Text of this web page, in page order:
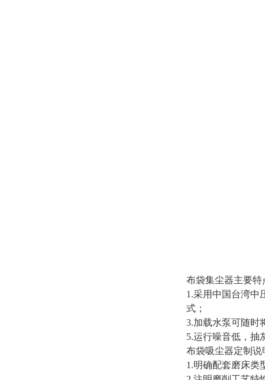
布袋集尘器主要特
1.采用中国台湾
式；
3.加载水泵可随
5.运行噪音低，
布袋吸尘器定制说
1.明确配套磨床类